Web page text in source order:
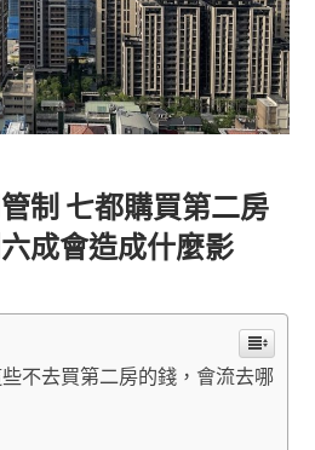
制 七都購買第二房
成會造成什麼影
不去買第二房的錢，會流去哪